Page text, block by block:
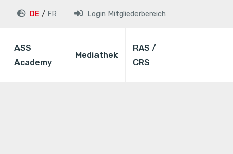
DE FR Login Mitgliederbereich
ASS
Academy
Mediathek
RAS /
CRS